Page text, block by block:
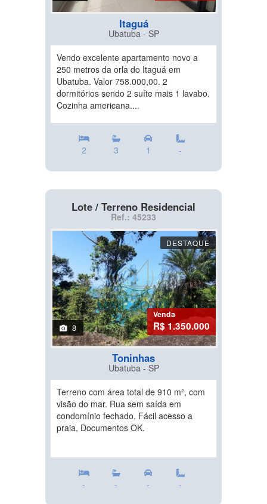
Itaguá
Ubatuba - SP
Vendo excelente apartamento novo a
250 metros da orla do Itaguá em
Ubatuba. Valor 758.000,00. 2
dormitórios sendo 2 suíte mais 1 lavabo.
Cozinha americana....
2 3 1 -
Lote / Terreno Residencial
Ref.: 45233
DESTAQUE
8
Venda
R$ 1.350.000
Toninhas
Ubatuba - SP
Terreno com área total de 910 m², com
visão do mar. Rua sem saída em
condomínio fechado. Fácil acesso a
praia, Documentos OK.
- - - -